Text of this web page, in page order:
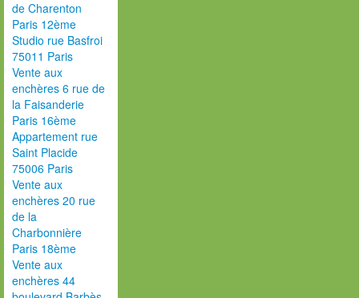
de Charenton
Paris 12ème
Studio rue Basfroi
75011 Paris
Vente aux
enchères 6 rue de
la Faisanderie
Paris 16ème
Appartement rue
Saint Placide
75006 Paris
Vente aux
enchères 20 rue
de la
Charbonnière
Paris 18ème
Vente aux
enchères 44